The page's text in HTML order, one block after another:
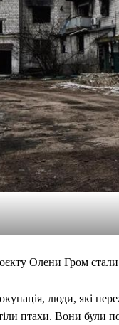
Олени Гром стали
люди, які
птахи. Вони були